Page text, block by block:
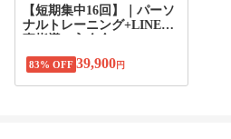
【短期集中16回】｜パーソ
ナルトレーニング+LINE食
83% OFF 39,900円